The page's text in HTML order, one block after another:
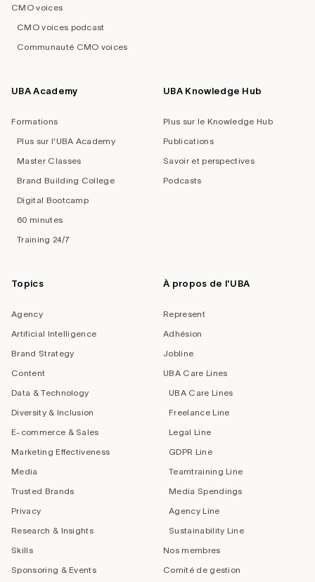
CMO voices
CMO voices podcast
Communauté CMO voices
UBA Academy
Formations
Plus sur l'UBA Academy
Master Classes
Brand Building College
Digital Bootcamp
60 minutes
Training 24/7
UBA Knowledge Hub
Plus sur le Knowledge Hub
Publications
Savoir et perspectives
Podcasts
Topics
Agency
Artificial Intelligence
Brand Strategy
Content
Data & Technology
Diversity & Inclusion
E-commerce & Sales
Marketing Effectiveness
Media
Trusted Brands
Privacy
Research & Insights
Skills
Sponsoring & Events
À propos de l'UBA
Represent
Adhésion
Jobline
UBA Care Lines
UBA Care Lines
Freelance Line
Legal Line
GDPR Line
Teamtraining Line
Media Spendings
Agency Line
Sustainability Line
Nos membres
Comité de gestion